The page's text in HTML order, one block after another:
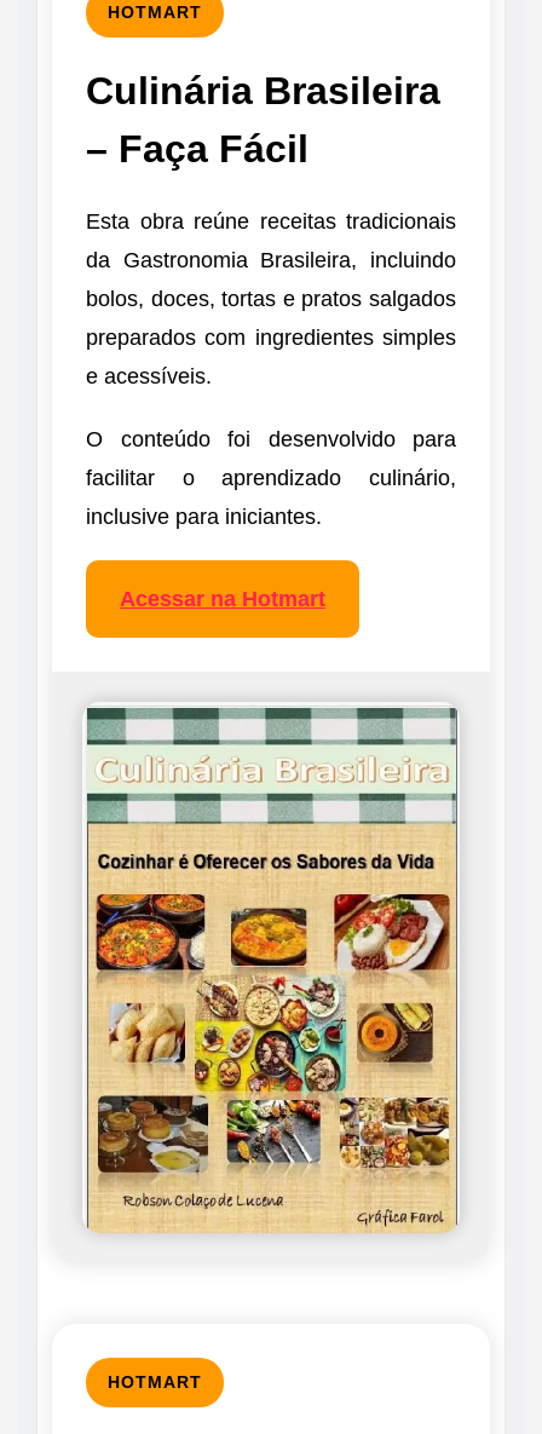
HOTMART
Culinária Brasileira
– Faça Fácil
Esta obra reúne receitas tradicionais
da Gastronomia Brasileira, incluindo
bolos, doces, tortas e pratos salgados
preparados com ingredientes simples
e acessíveis.
O conteúdo foi desenvolvido para
facilitar o aprendizado culinário,
inclusive para iniciantes.
Acessar na Hotmart
HOTMART